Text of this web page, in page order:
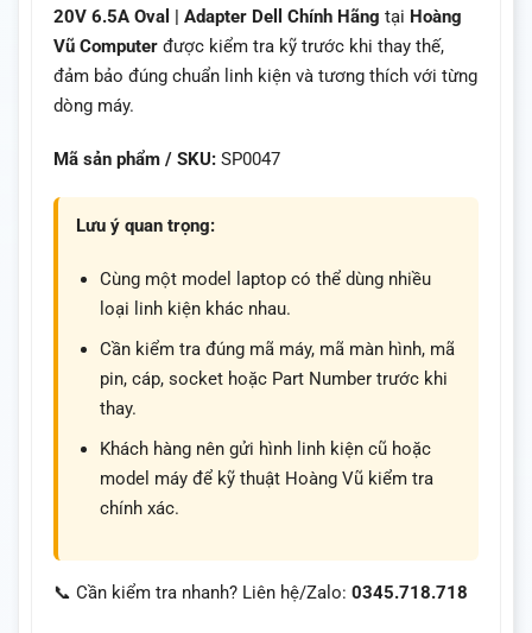
20V 6.5A Oval | Adapter Dell Chính Hãng tại Hoàng
Vũ Computer được kiểm tra kỹ trước khi thay thế,
đảm bảo đúng chuẩn linh kiện và tương thích với từng
dòng máy.
Mã sản phẩm / SKU: SP0047
Lưu ý quan trọng:
Cùng một model laptop có thể dùng nhiều
loại linh kiện khác nhau.
Cần kiểm tra đúng mã máy, mã màn hình, mã
pin, cáp, socket hoặc Part Number trước khi
thay.
Khách hàng nên gửi hình linh kiện cũ hoặc
model máy để kỹ thuật Hoàng Vũ kiểm tra
chính xác.
📞 Cần kiểm tra nhanh? Liên hệ/Zalo: 0345.718.718